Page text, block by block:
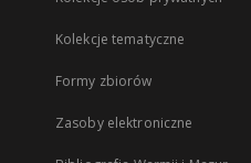
Kolekcje tematyczne
Formy zbiorów
Zasoby elektroniczne